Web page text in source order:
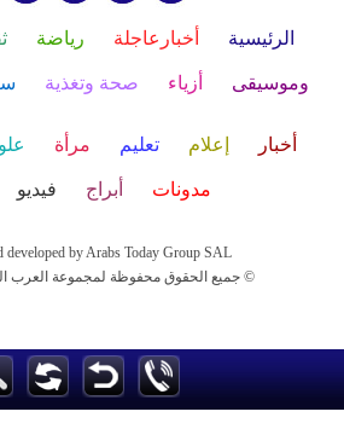
الرئيسية أخبارعاجلة رياضة
وموسيقى أزياء صحة وتغذية
أخبار إعلام تعليم مرأة
مدونات أبراج فيديو
developed by Arabs Today Group SAL
جميع الحقوق محفوظة لمجموعة العرب اليوم الاعلامية 2023 ©